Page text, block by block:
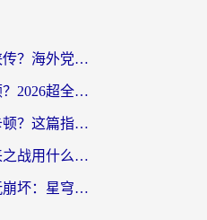
香港怎么玩流星群侠传？海外党国服游戏不卡顿的终极解决方案
国外打龙之谷总卡顿？2026超全指南：选对加速器，龙之谷星战前夜激战2都能丝滑畅玩
国外玩食之契约总卡顿？这篇指南帮你选对加速器（附瑞士地鼠传奇、菲律宾纳萨力克之王方案）
在欧洲玩漫威：未来之战用什么加速器最好用？老玩家亲测避坑指南
从菲律宾到北美，玩崩坏：星穹铁道用什么加速器好？我试过5款后选了它